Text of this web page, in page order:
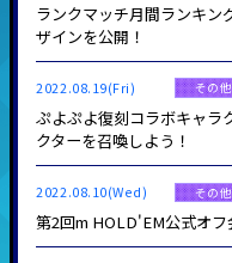
ランクマッチ月間ランキン
ザインを公開！
2022.08.19(Fri) その他
ぷよぷよ復刻コラボキャラ
クターを召喚しよう！
2022.08.10(Wed) その他
第2回m HOLD'EM公式オフ